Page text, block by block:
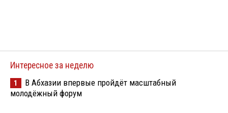
Интересное за неделю
1
В Абхазии впервые пройдёт масштабный
молодёжный форум